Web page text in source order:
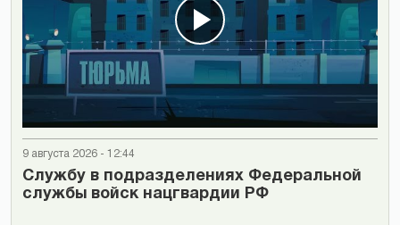
9 августа 2026 - 12:44
Cлужбу в подразделениях Федеральной
службы войск нацгвардии РФ